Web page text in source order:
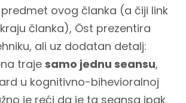
predmet ovog članka (a čiji link
članka), Öst prezentira
ali uz dodatan detalj:
traje samo jednu seansu,
u kognitivno-bihevioralnoj
je reći da je ta seansa ipak